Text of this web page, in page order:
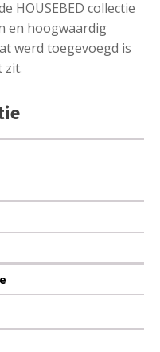
HOUSEBED collectie
en hoogwaardig
werd toegevoegd is
zit.